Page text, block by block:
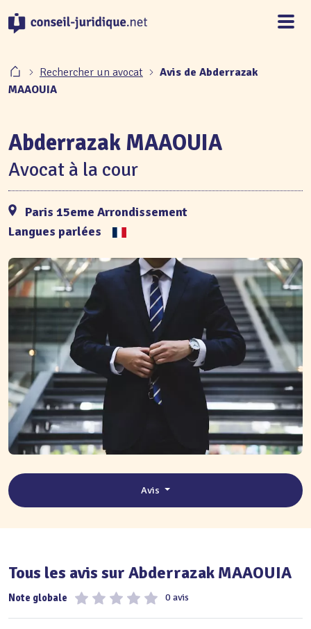
Rechercher un avocat
Avis de Abderrazak
MAAOUIA
Abderrazak MAAOUIA
Avocat à la cour
Paris 15eme Arrondissement
Langues parlées
Avis
Tous les avis sur Abderrazak MAAOUIA
Note globale 0 avis